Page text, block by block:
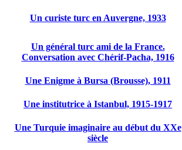
Un curiste turc en Auvergne, 1933
Un général turc ami de la France.
Conversation avec Chérif-Pacha, 1916
Une Enigme à Bursa (Brousse), 1911
Une institutrice à Istanbul, 1915-1917
Une Turquie imaginaire au début du XXe
siècle